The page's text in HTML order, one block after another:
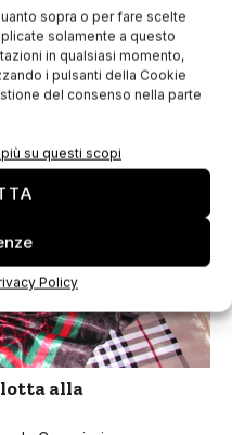
sopra o per fare scelte
solamente a questo
in qualsiasi momento,
i pulsanti della Cookie
del consenso nella parte
su questi scopi
Policy
differenziata dei rifiuti
evidenti vantaggi in
per la collettività,
alla